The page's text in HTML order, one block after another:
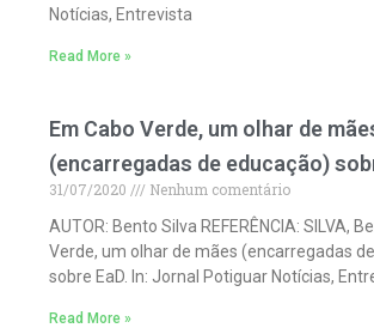
Notícias, Entrevista
Read More »
Em Cabo Verde, um olhar de
(encarregadas de educação)
31/07/2020
Nenhum comentário
AUTOR: Bento Silva REFERÊNCIA: SILVA,
Verde, um olhar de mães (encarregadas
sobre EaD. In: Jornal Potiguar Notícias,
Read More »